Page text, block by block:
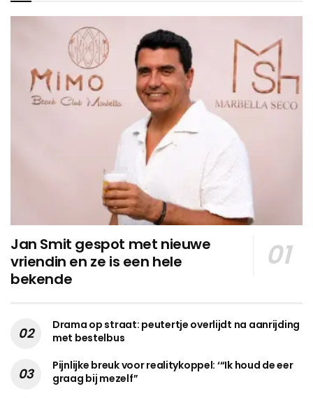
Jan Smit gespot met nieuwe
vriendin en ze is een hele
bekende
Drama op straat: peutertje overlijdt na aanrijding
met bestelbus
Pijnlijke breuk voor realitykoppel: ‘“Ik houd de eer
graag bij mezelf”